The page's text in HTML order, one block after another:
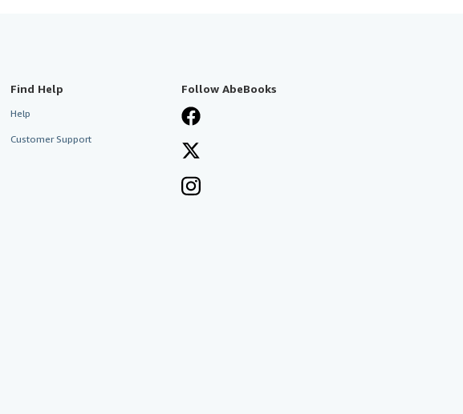
Find Help
Help
Customer Support
Follow AbeBooks